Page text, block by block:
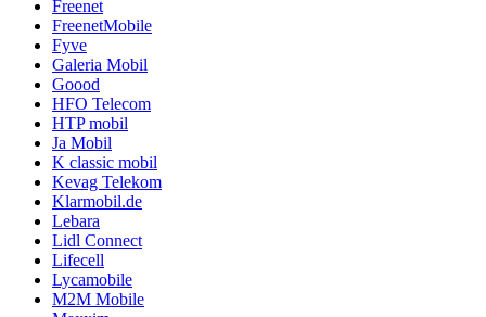
Freenet
FreenetMobile
Fyve
Galeria Mobil
Goood
HFO Telecom
HTP mobil
Ja Mobil
K classic mobil
Kevag Telekom
Klarmobil.de
Lebara
Lidl Connect
Lifecell
Lycamobile
M2M Mobile